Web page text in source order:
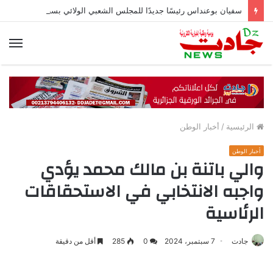
الرئيسية / أخبار الوطن
أخبار الوطن
والي باتنة بن مالك محمد يؤدي
واجبه الانتخابي في الاستحقاقات
الرئاسية
جادت 7 سبتمبر، 2024 0
285 أقل من دقيقة